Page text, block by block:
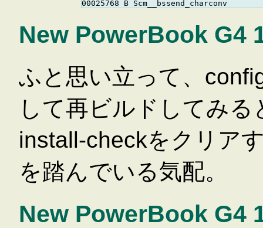
New PowerBook G4
ふと思い立って、
して再ビルドしてみ
install-checkをクリア
を踏んでいる気配。
New PowerBook G4